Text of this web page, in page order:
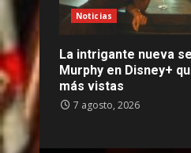
Noticias
La intrigante nueva
Murphy en Disney+
más vistas
7 agosto, 2026